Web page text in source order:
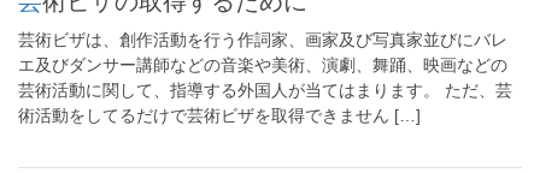
芸術ビザは、創作活動を行う作詞家、画家及び写真家並びにバレ
エ及びダンサー講師などの音楽や美術、演劇、舞踊、映画などの
芸術活動に関して、指導する外国人が当てはまります。 ただ、芸
術活動をしてるだけで芸術ビザを取得できません […]